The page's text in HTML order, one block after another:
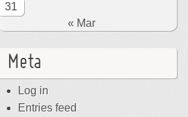
31
« Mar
Meta
Log in
Entries feed